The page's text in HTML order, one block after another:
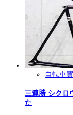
自転車
三連勝 シクロ
た